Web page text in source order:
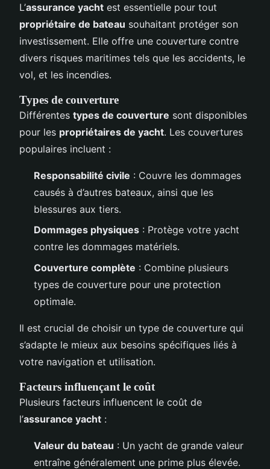
L’assurance yacht est essentielle pour tout
propriétaire de bateau souhaitant protéger son
investissement. Elle offre une couverture contre
divers risques maritimes tels que les accidents, le
vol, et les incendies.
Types de couverture
Différentes types de couverture sont disponibles
pour les propriétaires de yacht. Les couvertures
populaires incluent :
Responsabilité civile : Couvre les dommages
causés à d’autres bateaux, ainsi que les
blessures aux tiers.
Dommages physiques : Protège votre yacht
contre les dommages matériels.
Couverture complète : Combine plusieurs
types de couverture pour une protection
optimale.
Il est crucial de choisir un type de couverture qui
s’adapte le mieux aux besoins spécifiques liés à
votre navigation et utilisation.
Facteurs influençant le coût
Plusieurs facteurs influencent le coût de
l’assurance yacht :
Valeur du bateau : Un yacht de grande valeur
entraîne généralement une prime plus élevée.